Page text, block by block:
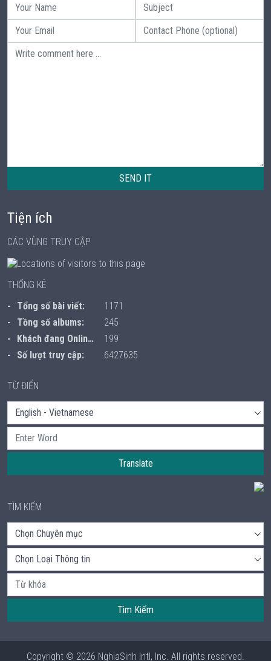
SEND IT
Tiện ích
CÁC VÙNG TRUY CẬP
THỐNG KÊ
Tổng số bài viết:
1171
Tồng số albums:
245
Khách đang Online:
199
Số lượt truy cập:
6427635
TỪ ĐIỂN
Translate
TÌM KIẾM
Tìm Kiếm
Copyright © 2026 NghiaSinh Intl, Inc. All rights reserved.